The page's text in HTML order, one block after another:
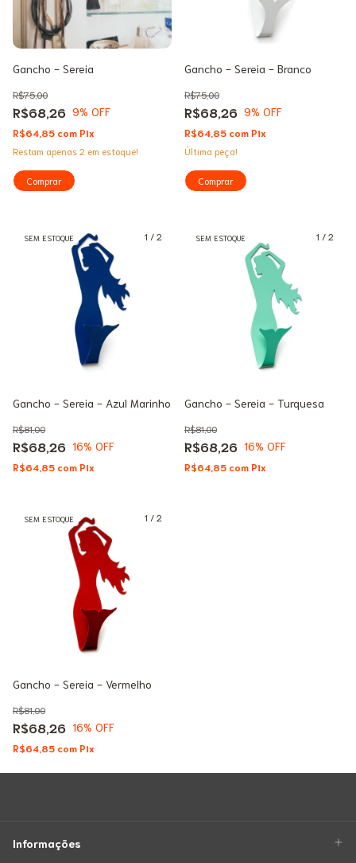
Gancho - Sereia
R$68,26
R$75,00
9% OFF
R$64,85 com Pix
Restam apenas 2 em estoque!
Gancho - Sereia - Branco
R$68,26
R$75,00
9% OFF
R$64,85 com Pix
Última peça!
1 / 2
SEM ESTOQUE
Gancho - Sereia - Azul Marinho
R$68,26
R$81,00
16% OFF
R$64,85 com Pix
1 / 2
SEM ESTOQUE
Gancho - Sereia - Turquesa
R$68,26
R$81,00
16% OFF
R$64,85 com Pix
1 / 2
SEM ESTOQUE
Gancho - Sereia - Vermelho
R$68,26
R$81,00
16% OFF
R$64,85 com Pix
Informações